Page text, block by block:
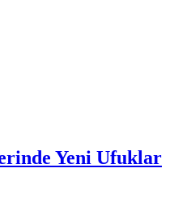
Yeni Ufuklar